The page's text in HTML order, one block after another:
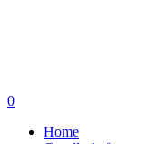
0
Home